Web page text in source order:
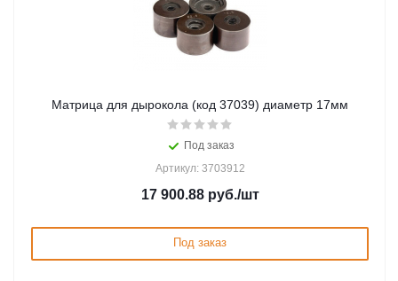
Матрица для дырокола (код 37039) диаметр 17мм
Под заказ
Артикул: 3703912
17 900.88руб./шт
Под заказ